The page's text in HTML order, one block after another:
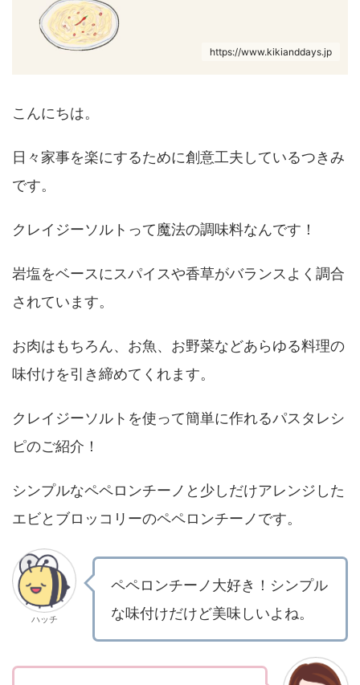
https://www.kikianddays.jp
こんにちは。
日々家事を楽にするために創意工夫しているつきみ
です。
クレイジーソルトって魔法の調味料なんです！
岩塩をベースにスパイスや香草がバランスよく調合
されています。
お肉はもちろん、お魚、お野菜などあらゆる料理の
味付けを引き締めてくれます。
クレイジーソルトを使って簡単に作れるパスタレシ
ピのご紹介！
シンプルなペペロンチーノと少しだけアレンジした
エビとブロッコリーのペペロンチーノです。
ハッチ
ペペロンチーノ大好き！シンプル
な味付けだけど美味しいよね。